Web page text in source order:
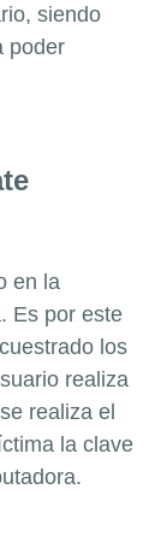
siendo
poder
en la
Es por este
los
realiza
realiza el
la clave